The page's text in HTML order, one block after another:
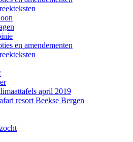
en amendementen
april 2019
resort Beekse Bergen